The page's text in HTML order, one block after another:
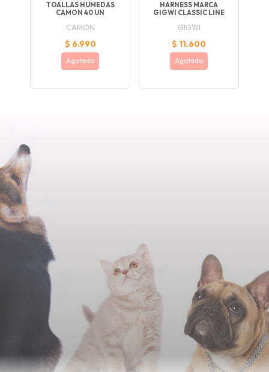
TOALLAS HUMEDAS
CAMON 40 UN
CAMON
$ 6.990
Agotado
HARNESS MARCA
GIGWI CLASSIC LINE
GIGWI
$ 11.600
Agotado